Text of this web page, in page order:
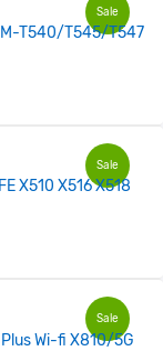
Sale
T540/T545/T547
Sale
X510 X516 X518
Sale
Wi-fi X810/5G